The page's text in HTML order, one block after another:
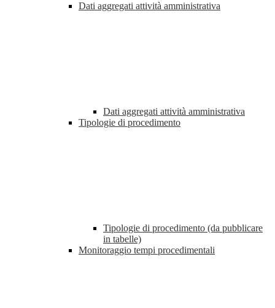
Dati aggregati attività amministrativa
Dati aggregati attività amministrativa
Tipologie di procedimento
Tipologie di procedimento (da pubblicare
in tabelle)
Monitoraggio tempi procedimentali